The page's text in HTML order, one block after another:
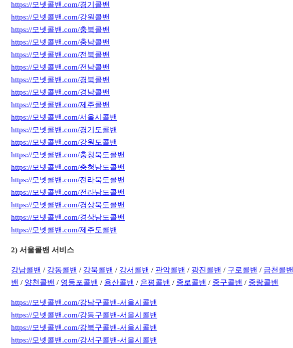
https://모넷콜밴.com/경기콜밴
https://모넷콜밴.com/강원콜밴
https://모넷콜밴.com/충북콜밴
https://모넷콜밴.com/충남콜밴
https://모넷콜밴.com/전북콜밴
https://모넷콜밴.com/전남콜밴
https://모넷콜밴.com/경북콜밴
https://모넷콜밴.com/경남콜밴
https://모넷콜밴.com/제주콜밴
https://모넷콜밴.com/서울시콜밴
https://모넷콜밴.com/경기도콜밴
https://모넷콜밴.com/강원도콜밴
https://모넷콜밴.com/충청북도콜밴
https://모넷콜밴.com/충청남도콜밴
https://모넷콜밴.com/전라북도콜밴
https://모넷콜밴.com/전라남도콜밴
https://모넷콜밴.com/경상북도콜밴
https://모넷콜밴.com/경상남도콜밴
https://모넷콜밴.com/제주도콜밴
​2) 서울콜밴 서비스
강남콜밴 / 강동콜밴 / 강북콜밴 / 강서콜밴 / 관악콜밴 / 광진콜밴 / 구로콜밴 / 금천콜밴
밴 / 양천콜밴 / 영등포콜밴 / 용산콜밴 / 은평콜밴 / 종로콜밴 / 중구콜밴 / 중랑콜밴
https://모넷콜밴.com/강남구콜밴-서울시콜밴
https://모넷콜밴.com/강동구콜밴-서울시콜밴
https://모넷콜밴.com/강북구콜밴-서울시콜밴
https://모넷콜밴.com/강서구콜밴-서울시콜밴